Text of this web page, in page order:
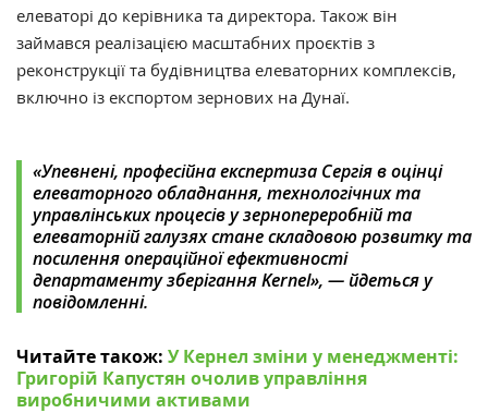
елеваторі до керівника та директора. Також він
займався реалізацією масштабних проєктів з
реконструкції та будівництва елеваторних комплексів,
включно із експортом зернових на Дунаї.
«Упевнені, професійна експертиза Сергія в оцінці
елеваторного обладнання, технологічних та
управлінських процесів у зернопереробній та
елеваторній галузях стане складовою розвитку та
посилення операційної ефективності
департаменту зберігання Kernel», — йдеться у
повідомленні.
Читайте також: У Кернел зміни у менеджменті:
Григорій Капустян очолив управління
виробничими активами